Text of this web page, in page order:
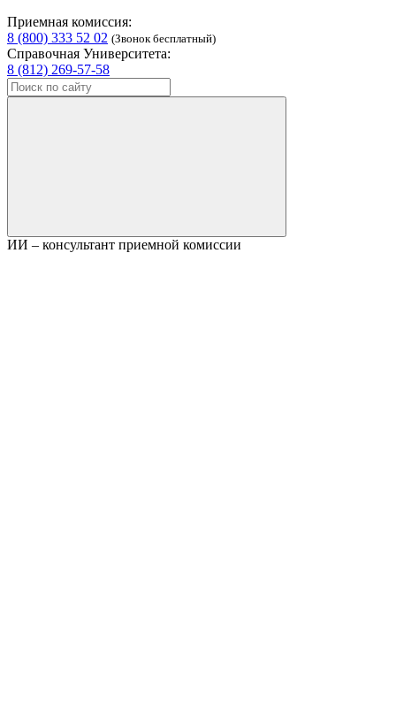
Приемная комиссия:
8 (800) 333 52 02 (Звонок бесплатный)
Справочная Университета:
8 (812) 269-57-58
ИИ – консультант приемной комиссии